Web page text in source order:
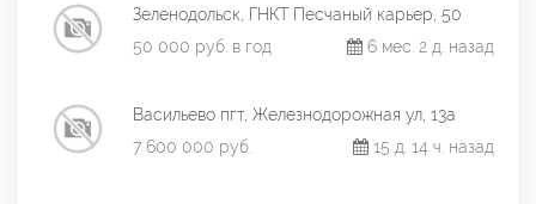
Зеленодольск, ГНКТ Песчаный карьер, 50
50 000 руб. в год
6 мес. 2 д. назад
Васильево пгт, Железнодорожная ул, 13а
7 600 000 руб.
15 д. 14 ч. назад